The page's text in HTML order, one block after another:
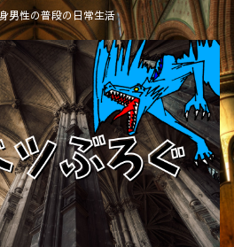
男性の普段の日常生活